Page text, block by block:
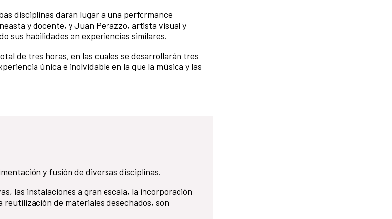
disciplinas darán lugar a una performance
y docente, y Juan Perazzo, artista visual y
sus habilidades en experiencias similares.
de tres horas, en las cuales se desarrollarán tres
única e inolvidable en la que la música y las
y fusión de diversas disciplinas.
las instalaciones a gran escala, la incorporación
reutilización de materiales desechados, son